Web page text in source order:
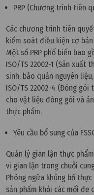
PRP (Chương trình tiên
Các chương trình tiên
kiểm soát điều kiện cơ
Một số PRP phổ biến bao
ISO/TS 22002-1 (Sản xuất
sinh, bảo quản nguyên
ISO/TS 22002-4 (Đóng gói
cho vật liệu đóng gói và
thực phẩm.
Yêu cầu bổ sung của
Quản lý gian lận thực
vi gian lận trong chuỗi
Phòng ngừa khủng bố
sản phẩm khỏi các mối đe